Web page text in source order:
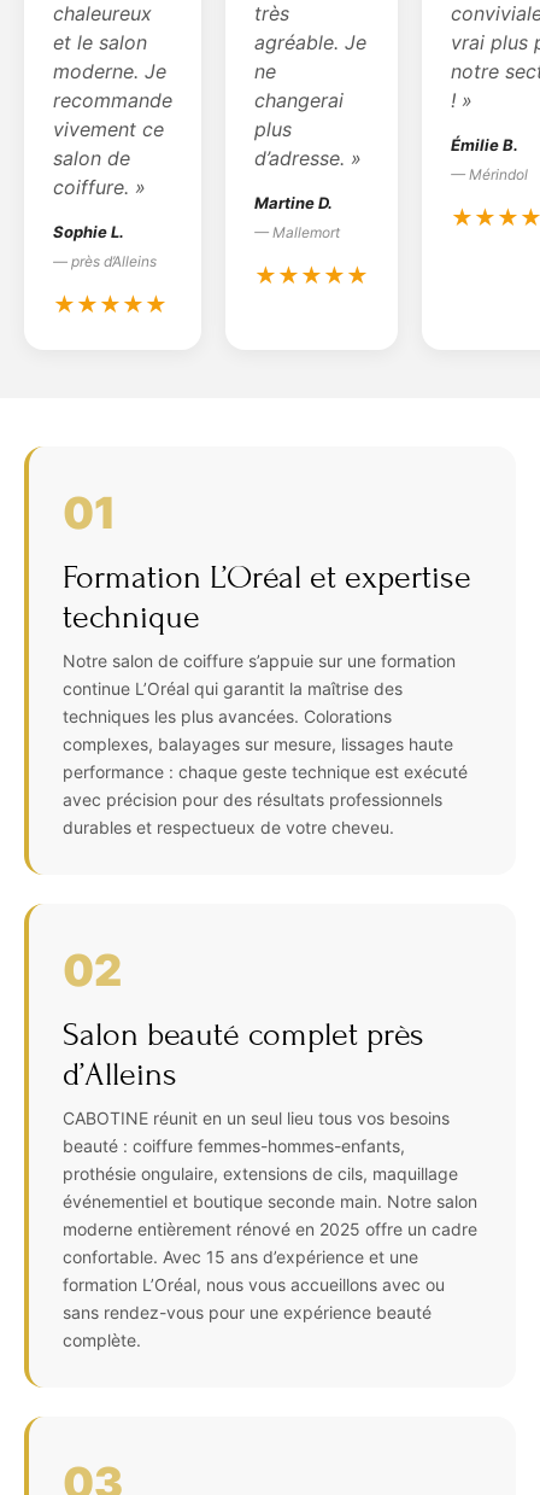
chaleureux
et le salon
moderne. Je
recommande
vivement ce
salon de
coiffure. »
Sophie L.
— près d’Alleins
★★★★★
très
agréable. Je
ne
changerai
plus
d’adresse. »
Martine D.
— Mallemort
★★★★★
vrai plus
notre
! »
Émilie B.
— Mérindol
01
Formation L’Oréal et expertise
technique
Notre salon de coiffure s’appuie sur une formation
continue L’Oréal qui garantit la maîtrise des
techniques les plus avancées. Colorations
complexes, balayages sur mesure, lissages haute
performance : chaque geste technique est exécuté
avec précision pour des résultats professionnels
durables et respectueux de votre cheveu.
02
Salon beauté complet près
d’Alleins
CABOTINE réunit en un seul lieu tous vos besoins
beauté : coiffure femmes-hommes-enfants,
prothésie ongulaire, extensions de cils, maquillage
événementiel et boutique seconde main. Notre salon
moderne entièrement rénové en 2025 offre un cadre
confortable. Avec 15 ans d’expérience et une
formation L’Oréal, nous vous accueillons avec ou
sans rendez-vous pour une expérience beauté
complète.
03